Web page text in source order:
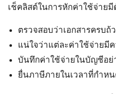
เช็คลิสต์ในการหักค่าใช้จ่ายมี
ตรวจสอบว่าเอกสารครบถ้
แน่ใจว่าแต่ละค่าใช้จ่ายมี
บันทึกค่าใช้จ่ายในบัญชีอย่
ยื่นภาษีภายในเวลาที่กำห